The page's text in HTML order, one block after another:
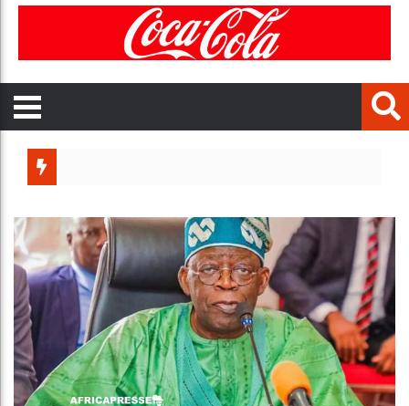
Guinée
Bénin :